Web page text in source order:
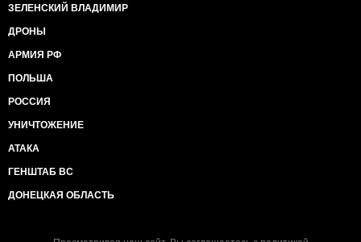
ЗЕЛЕНСКИЙ ВЛАДИМИР
ДРОНЫ
АРМИЯ РФ
ПОЛЬША
РОССИЯ
УНИЧТОЖЕНИЕ
АТАКА
ГЕНШТАБ ВС
ДОНЕЦКАЯ ОБЛАСТЬ